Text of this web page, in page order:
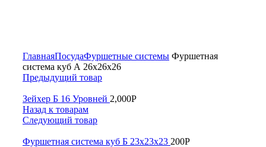
ГлавнаяПосудаФуршетные системы Фуршетная
система куб А 26х26х26
Предыдущий товар
Зейхер Б 16 Уровней 2,000Р
Назад к товарам
Следующий товар
Фуршетная система куб Б 23х23х23 200Р